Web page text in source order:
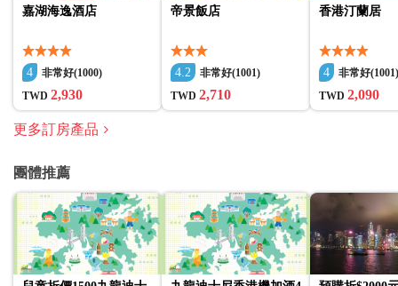
嘉湖海逸酒店
4
非常好(1000)
TWD 2,930
帝景飯店
4.2
非常好(1001)
TWD 2,710
香港汀蘭居
4
非常好
TWD 2,090
更多訂房產品
團體推薦